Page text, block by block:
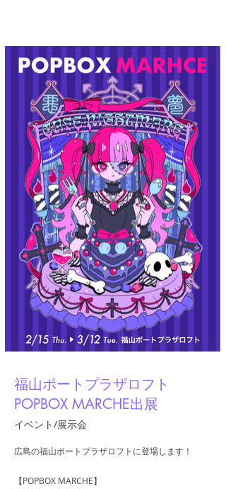
福山ポートプラザロフト
POPBOX MARCHE出展
イベント/展示会
広島の福山ポートプラザロフトに登場します！
【POPBOX MARCHE】